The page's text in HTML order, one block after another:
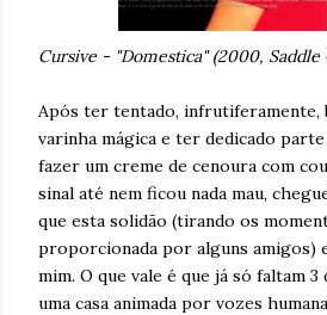
Cursive - "Domestica" (2000, Saddle
Após ter tentado, infrutiferamente,
varinha mágica e ter dedicado
fazer um creme de cenoura com
sinal até nem ficou nada mau,
que esta solidão (tirando os
proporcionada por alguns amigos)
mim. O que vale é que já só faltam
uma casa animada por vozes